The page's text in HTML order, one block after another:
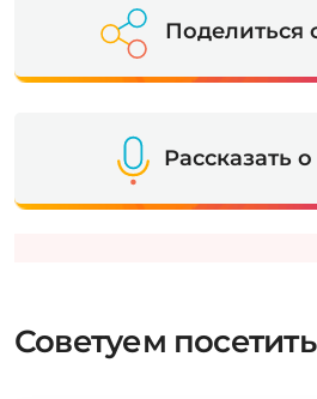
Поделиться
Рассказать
Советуем посетить